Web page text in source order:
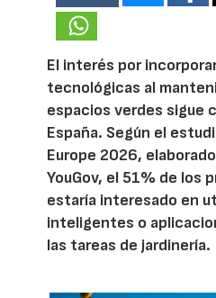
El interés por
tecnológicas al
espacios verdes sigue
España. Según el
Europe 2026,
YouGov, el 51% de los
estaría interesado en
inteligentes o
las tareas de jardinería.